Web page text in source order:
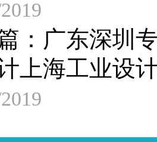
： 广东深圳
上海工业设